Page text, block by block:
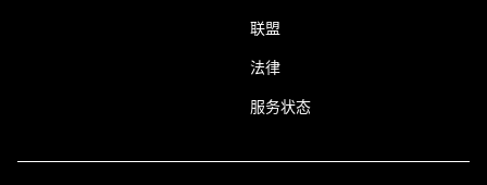
联盟
法律
服务状态